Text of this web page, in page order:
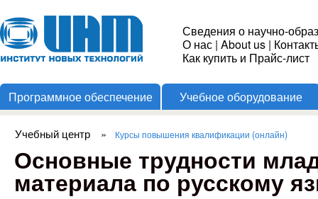
Институт
Новых
Технологий
Сведения о научно-
О нас | About us |
Как купить и Прайс-лист
Программное обеспечение Учебное оборудование
Вы здесь
Учебный центр » Курсы повышения квалификации (онлайн)
Основные трудности
материала по русскому